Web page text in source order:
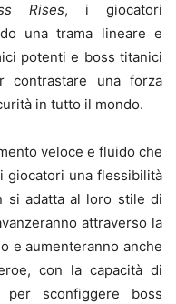
Rises, i giocatori
una trama lineare e
potenti e boss titanici
contrastare una forza
in tutto il mondo.
veloce e fluido che
giocatori una flessibilità
si adatta al loro stile di
attraverso la
e aumenteranno anche
con la capacità di
per sconfiggere boss